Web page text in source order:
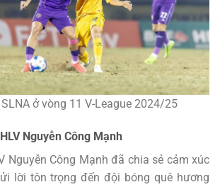
ở vòng 11 V-League 2024/25
Nguyễn Công Mạnh
Nguyễn Công Mạnh đã chia sẻ cảm xúc
lời tôn trọng đến đội bóng quê hương